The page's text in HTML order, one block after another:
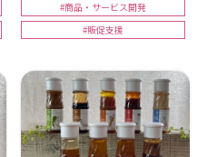
#商品・サービス開発
#販促支援